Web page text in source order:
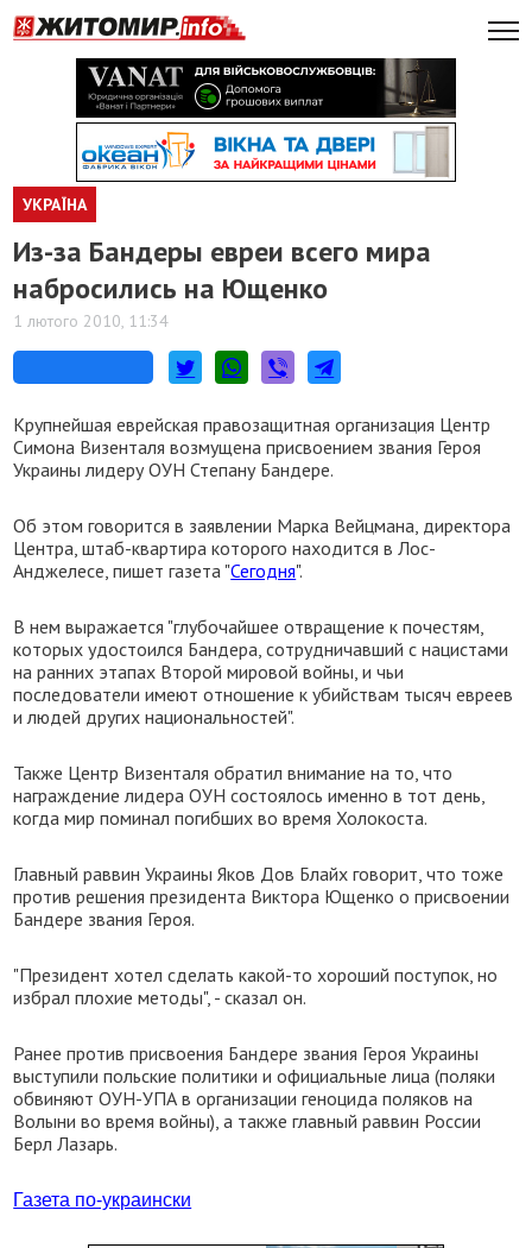
УКРАЇНА
Из-за Бандеры евреи всего мира
набросились на Ющенко
1 лютого 2010, 11:34
Крупнейшая еврейская правозащитная организация Центр
Симона Визенталя возмущена присвоением звания Героя
Украины лидеру ОУН Степану Бандере.
Об этом говорится в заявлении Марка Вейцмана, директора
Центра, штаб-квартира которого находится в Лос-
Анджелесе, пишет газета "Сегодня".
В нем выражается "глубочайшее отвращение к почестям,
которых удостоился Бандера, сотрудничавший с нацистами
на ранних этапах Второй мировой войны, и чьи
последователи имеют отношение к убийствам тысяч евреев
и людей других национальностей".
Также Центр Визенталя обратил внимание на то, что
награждение лидера ОУН состоялось именно в тот день,
когда мир поминал погибших во время Холокоста.
Главный раввин Украины Яков Дов Блайх говорит, что тоже
против решения президента Виктора Ющенко о присвоении
Бандере звания Героя.
"Президент хотел сделать какой-то хороший поступок, но
избрал плохие методы", - сказал он.
Ранее против присвоения Бандере звания Героя Украины
выступили польские политики и официальные лица (поляки
обвиняют ОУН-УПА в организации геноцида поляков на
Волыни во время войны), а также главный раввин России
Берл Лазарь.
Газета по-украински